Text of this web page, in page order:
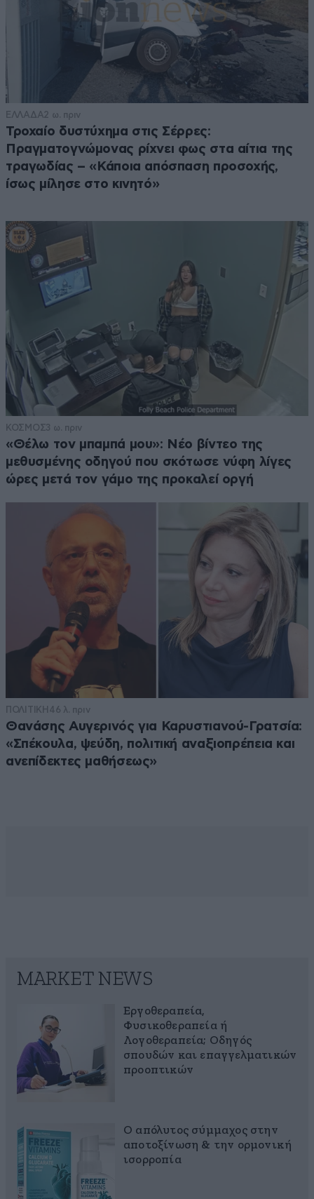
ΕΛΛΑΔΑ2 ω. πριν
Τροχαίο δυστύχημα στις Σέρρες:
Πραγματογνώμονας ρίχνει φως στα αίτια της
τραγωδίας – «Κάποια απόσπαση προσοχής,
ίσως μίλησε στο κινητό»
ΚΟΣΜΟΣ3 ω. πριν
«Θέλω τον μπαμπά μου»: Νέο βίντεο της
μεθυσμένης οδηγού που σκότωσε νύφη λίγες
ώρες μετά τον γάμο της προκαλεί οργή
ΠΟΛΙΤΙΚΗ 46 λ. πριν
Θανάσης Αυγερινός για Καρυστιανού-Γρατσία:
«Σπέκουλα, ψεύδη, πολιτική αναξιοπρέπεια και
ανεπίδεκτες μαθήσεως»
MARKET NEWS
Εργοθεραπεία,
Φυσικοθεραπεία ή
Λογοθεραπεία; Οδηγός
σπουδών και επαγγελματικών
προοπτικών
Ο απόλυτος σύμμαχος στην
αποτοξίνωση & την ορμονική
ισορροπία